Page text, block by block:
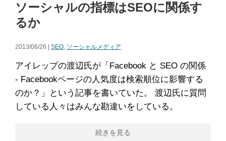
ソーシャルの指標はSEOに関係す
るか
2013/06/26 | SEO, ソーシャルメディア
アイレップの渡辺氏が「Facebook と SEO の関係
- Facebookページの人気度は検索順位に影響する
のか？」という記事を書いていた。 渡辺氏に質問
している人々はみんな勘違いをしている。
続きを見る